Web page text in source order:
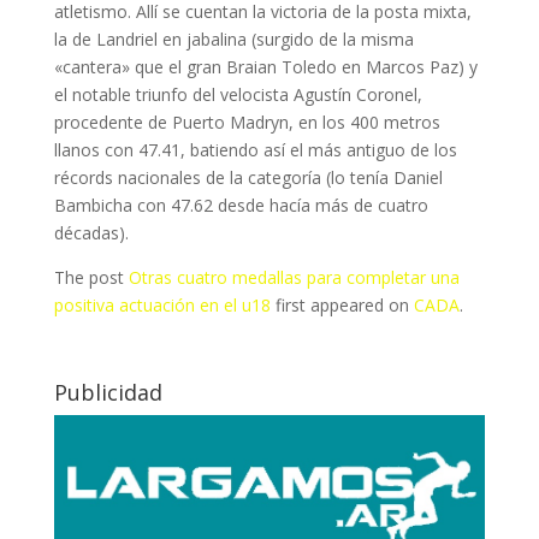
atletismo. Allí se cuentan la victoria de la posta mixta,
la de Landriel en jabalina (surgido de la misma
«cantera» que el gran Braian Toledo en Marcos Paz) y
el notable triunfo del velocista Agustín Coronel,
procedente de Puerto Madryn, en los 400 metros
llanos con 47.41, batiendo así el más antiguo de los
récords nacionales de la categoría (lo tenía Daniel
Bambicha con 47.62 desde hacía más de cuatro
décadas).
The post Otras cuatro medallas para completar una
positiva actuación en el u18 first appeared on CADA.
Publicidad